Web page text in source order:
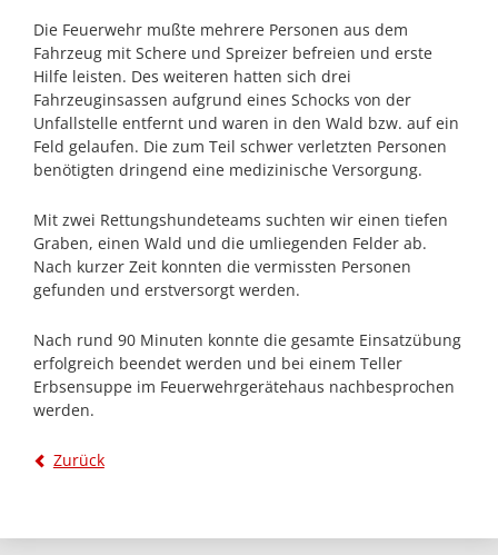
Die Feuerwehr mußte mehrere Personen aus dem
Fahrzeug mit Schere und Spreizer befreien und erste
Hilfe leisten. Des weiteren hatten sich drei
Fahrzeuginsassen aufgrund eines Schocks von der
Unfallstelle entfernt und waren in den Wald bzw. auf ein
Feld gelaufen. Die zum Teil schwer verletzten Personen
benötigten dringend eine medizinische Versorgung.
Mit zwei Rettungshundeteams suchten wir einen tiefen
Graben, einen Wald und die umliegenden Felder ab.
Nach kurzer Zeit konnten die vermissten Personen
gefunden und erstversorgt werden.
Nach rund 90 Minuten konnte die gesamte Einsatzübung
erfolgreich beendet werden und bei einem Teller
Erbsensuppe im Feuerwehrgerätehaus nachbesprochen
werden.
Zurück